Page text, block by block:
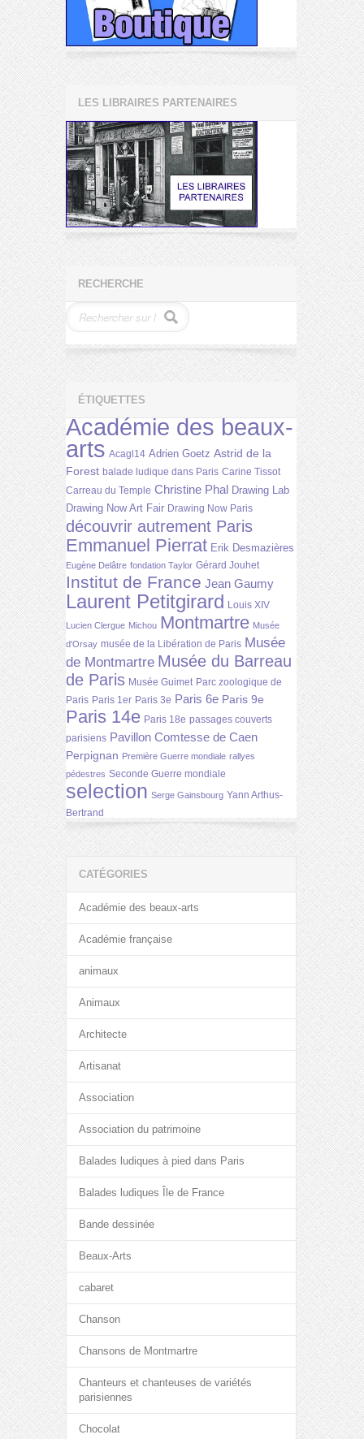
LES LIBRAIRES PARTENAIRES
RECHERCHE
ÉTIQUETTES
Académie des beaux-
arts Acagl14 Adrien Goetz Astrid de la
Forest balade ludique dans Paris Carine Tissot
Carreau du Temple Christine Phal Drawing Lab
Drawing Now Art Fair Drawing Now Paris
découvrir autrement Paris
Emmanuel Pierrat Erik Desmazières
Eugène Delâtre fondation Taylor Gérard Jouhet
Institut de France Jean Gaumy
Laurent Petitgirard Louis XIV
Lucien Clergue Michou Montmartre Musée
d'Orsay musée de la Libération de Paris Musée
de Montmartre Musée du Barreau
de Paris Musée Guimet Parc zoologique de
Paris Paris 1er Paris 3e Paris 6e Paris 9e
Paris 14e Paris 18e passages couverts
parisiens Pavillon Comtesse de Caen
Perpignan Première Guerre mondiale rallyes
pédestres Seconde Guerre mondiale
selection Serge Gainsbourg Yann Arthus-
Bertrand
CATÉGORIES
Académie des beaux-arts
Académie française
animaux
Animaux
Architecte
Artisanat
Association
Association du patrimoine
Balades ludiques à pied dans Paris
Balades ludiques Île de France
Bande dessinée
Beaux-Arts
cabaret
Chanson
Chansons de Montmartre
Chanteurs et chanteuses de variétés
parisiennes
Chocolat